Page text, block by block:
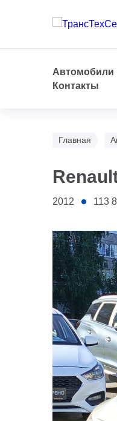
Автомобили
Контакты
Главная
2012 113
1 - Бампер